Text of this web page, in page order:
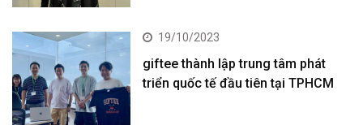
19/10/2023
giftee thành lập trung tâm phát
triển quốc tế đầu tiên tại TPHCM